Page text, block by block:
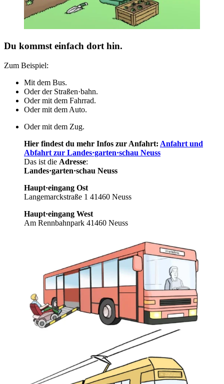
Du kommst einfach dort hin.
Zum Beispiel:
Mit dem Bus.
Oder der Straßen·bahn.
Oder mit dem Fahrrad.
Oder mit dem Auto.
Oder mit dem Zug.
Hier findest du mehr Infos zur Anfahrt: Anfahrt und
Abfahrt zur Landes·garten·schau Neuss
Das ist die Adresse:
Landes·garten·schau Neuss
Haupt·eingang Ost
Langemarckstraße 1 41460 Neuss
Haupt·eingang West
Am Rennbahnpark 41460 Neuss